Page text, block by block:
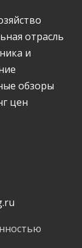
отрасль
и
обзоры
цен